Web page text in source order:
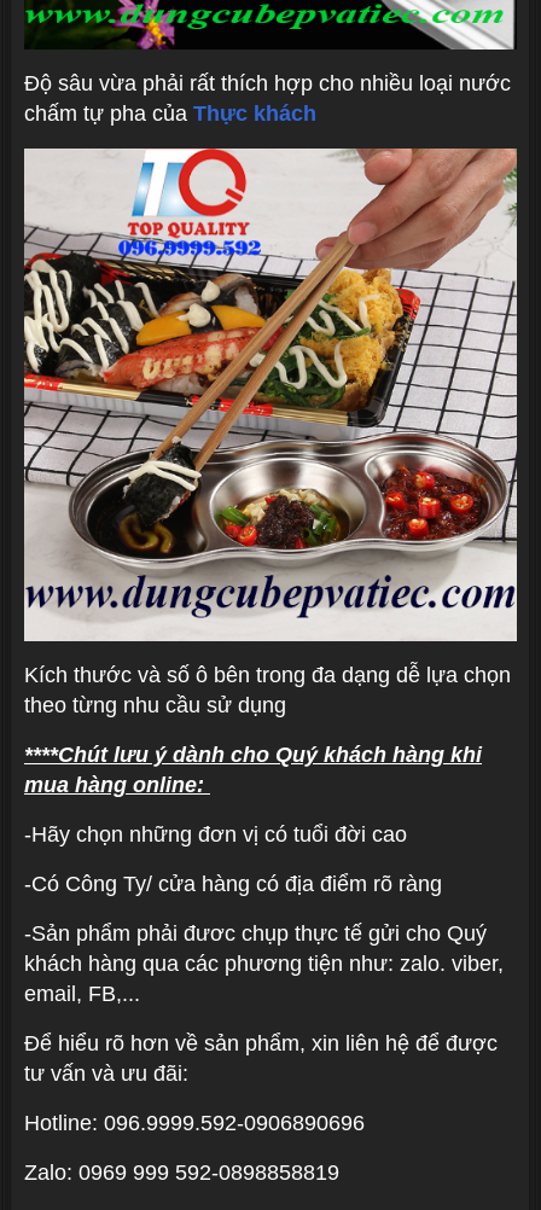
Độ sâu vừa phải rất thích hợp cho nhiều loại nước
chấm tự pha của Thực khách
Kích thước và số ô bên trong đa dạng dễ lựa chọn
theo từng nhu cầu sử dụng
****Chút lưu ý dành cho Quý khách hàng khi
mua hàng online:
-Hãy chọn những đơn vị có tuổi đời cao
-Có Công Ty/ cửa hàng có địa điểm rõ ràng
-Sản phẩm phải đươc chụp thực tế gửi cho Quý
khách hàng qua các phương tiện như: zalo. viber,
email, FB,...
Để hiểu rõ hơn về sản phẩm, xin liên hệ để được
tư vấn và ưu đãi:
Hotline: 096.9999.592-0906890696
Zalo: 0969 999 592-0898858819